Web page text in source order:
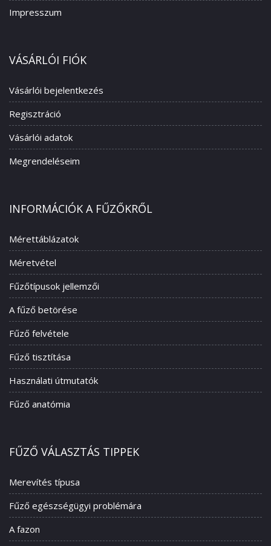
Impresszum
VÁSÁRLÓI FIÓK
Vásárlói bejelentkezés
Regisztráció
Vásárlói adatok
Megrendeléseim
INFORMÁCIÓK A FŰZŐKRŐL
Mérettáblázatok
Méretvétel
Fűzőtípusok jellemzői
A fűző betörése
Fűző felvétele
Fűző tisztítása
Használati útmutatók
Fűző anatómia
FŰZŐ VÁLASZTÁS TIPPEK
Merevítés típusa
Fűző egészségügyi problémára
A fazon